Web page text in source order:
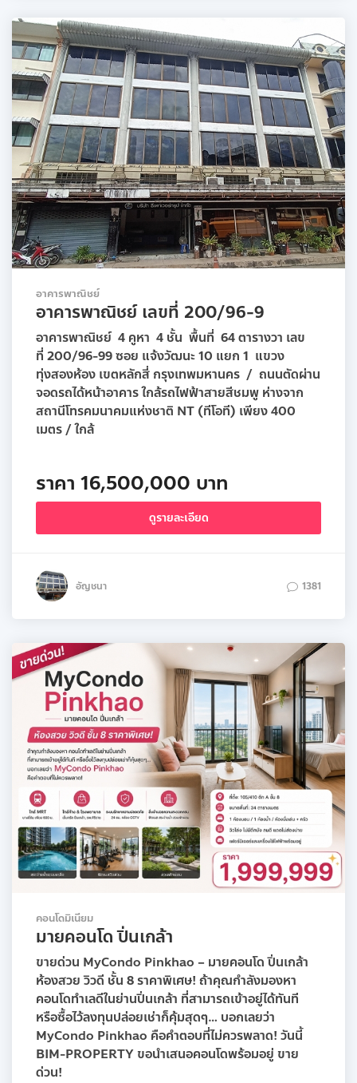
อาคารพาณิชย์
อาคารพาณิชย์ เลขที่ 200/96-9
อาคารพาณิชย์ 4 คูหา 4 ชั้น พื้นที่ 64 ตารางวา เลข
ที่ 200/96-99 ซอย แจ้งวัฒนะ 10 แยก 1 แขวง
ทุ่งสองห้อง เขตหลักสี่ กรุงเทพมหานคร / ถนนตัดผ่าน
จอดรถได้หน้าอาคาร ใกล้รถไฟฟ้าสายสีชมพู ห่างจาก
สถานีโทรคมนาคมแห่งชาติ NT (ทีโอที) เพียง 400
เมตร / ใกล้
ราคา 16,500,000 บาท
ดูรายละเอียด
อัญชนา 1381
คอนโดมิเนียม
มายคอนโด ปิ่นเกล้า
ขายด่วน MyCondo Pinkhao – มายคอนโด ปิ่นเกล้า
ห้องสวย วิวดี ชั้น 8 ราคาพิเศษ! ถ้าคุณกำลังมองหา
คอนโดทำเลดีในย่านปิ่นเกล้า ที่สามารถเข้าอยู่ได้ทันที
หรือซื้อไว้ลงทุนปล่อยเช่าก็คุ้มสุดๆ… บอกเลยว่า
MyCondo Pinkhao คือคำตอบที่ไม่ควรพลาด! วันนี้
BIM-PROPERTY ขอนำเสนอคอนโดพร้อมอยู่ ขาย
ด่วน!